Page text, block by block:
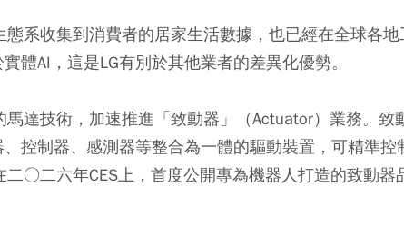
系收集到消費者的居家生活數據，也已經在全球各地
體AI，這是LG有別於其他業者的差異化優勢。
達技術，加速推進「致動器」（Actuator）業務。致
控制器、感測器等整合為一體的驅動裝置，可精準控
○二六年CES上，首度公開專為機器人打造的致動器